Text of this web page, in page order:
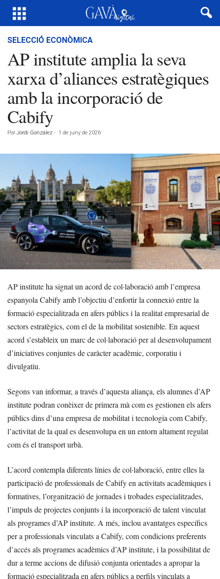
SELECCIÓ ECONÒMICA
AP institute amplia la seva
xarxa d’aliances estratègiques
amb la incorporació de
Cabify
Por Jordi González - 1 de juny de 2026
AP institute ha signat un acord de col·laboració amb l’empresa
espanyola Cabify amb l’objectiu d’enfortir la connexió entre la
formació especialitzada en afers públics i la realitat empresarial de
sectors estratègics, com el de la mobilitat sostenible. En aquest
acord s’estableix un marc de col·laboració per al desenvolupament
d’iniciatives conjuntes de caràcter acadèmic, corporatiu i
divulgatiu.
Segons van informar, a través d’aquesta aliança, els alumnes d’AP
institute podran conèixer de primera mà com es gestionen els afers
públics dins d’una empresa de mobilitat i tecnologia com Cabify,
l’activitat de la qual es desenvolupa en un entorn altament regulat
com és el transport urbà.
L’acord contempla diferents línies de col·laboració, entre elles la
participació de professionals de Cabify en activitats acadèmiques i
formatives, l’organització de jornades i trobades especialitzades,
l’impuls de projectes conjunts i la incorporació de talent vinculat
als programes d’AP institute. A més, inclou avantatges específics
per a professionals vinculats a Cabify, com condicions preferents
d’accés als programes acadèmics d’AP institute, i la possibilitat de
dur a terme accions de difusió conjunta orientades a apropar la
formació especialitzada en afers públics a perfils vinculats a